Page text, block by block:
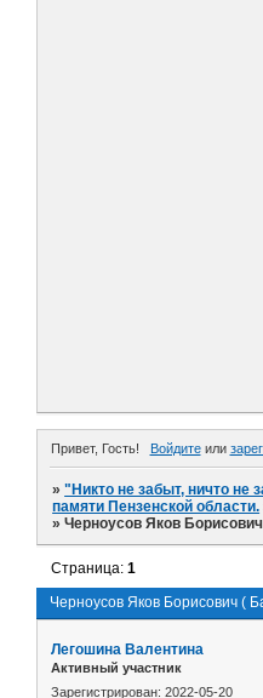
Привет, Гость! Войдитеили
»"Никто не забыт, ничто не
памяти Пензенской области.
»Черноусов Яков
Черноусов Яков Борисович (
Страница:1
Легошина Валентина
Активный участник
Зарегистрирован: 2022-05-20